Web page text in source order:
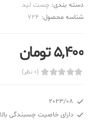
دسته بندی: چست لید
شناسه محصول: 724
5,400 تومان
(0 نظر)
2023/08
دارای خاصیت چسبندگی بالا